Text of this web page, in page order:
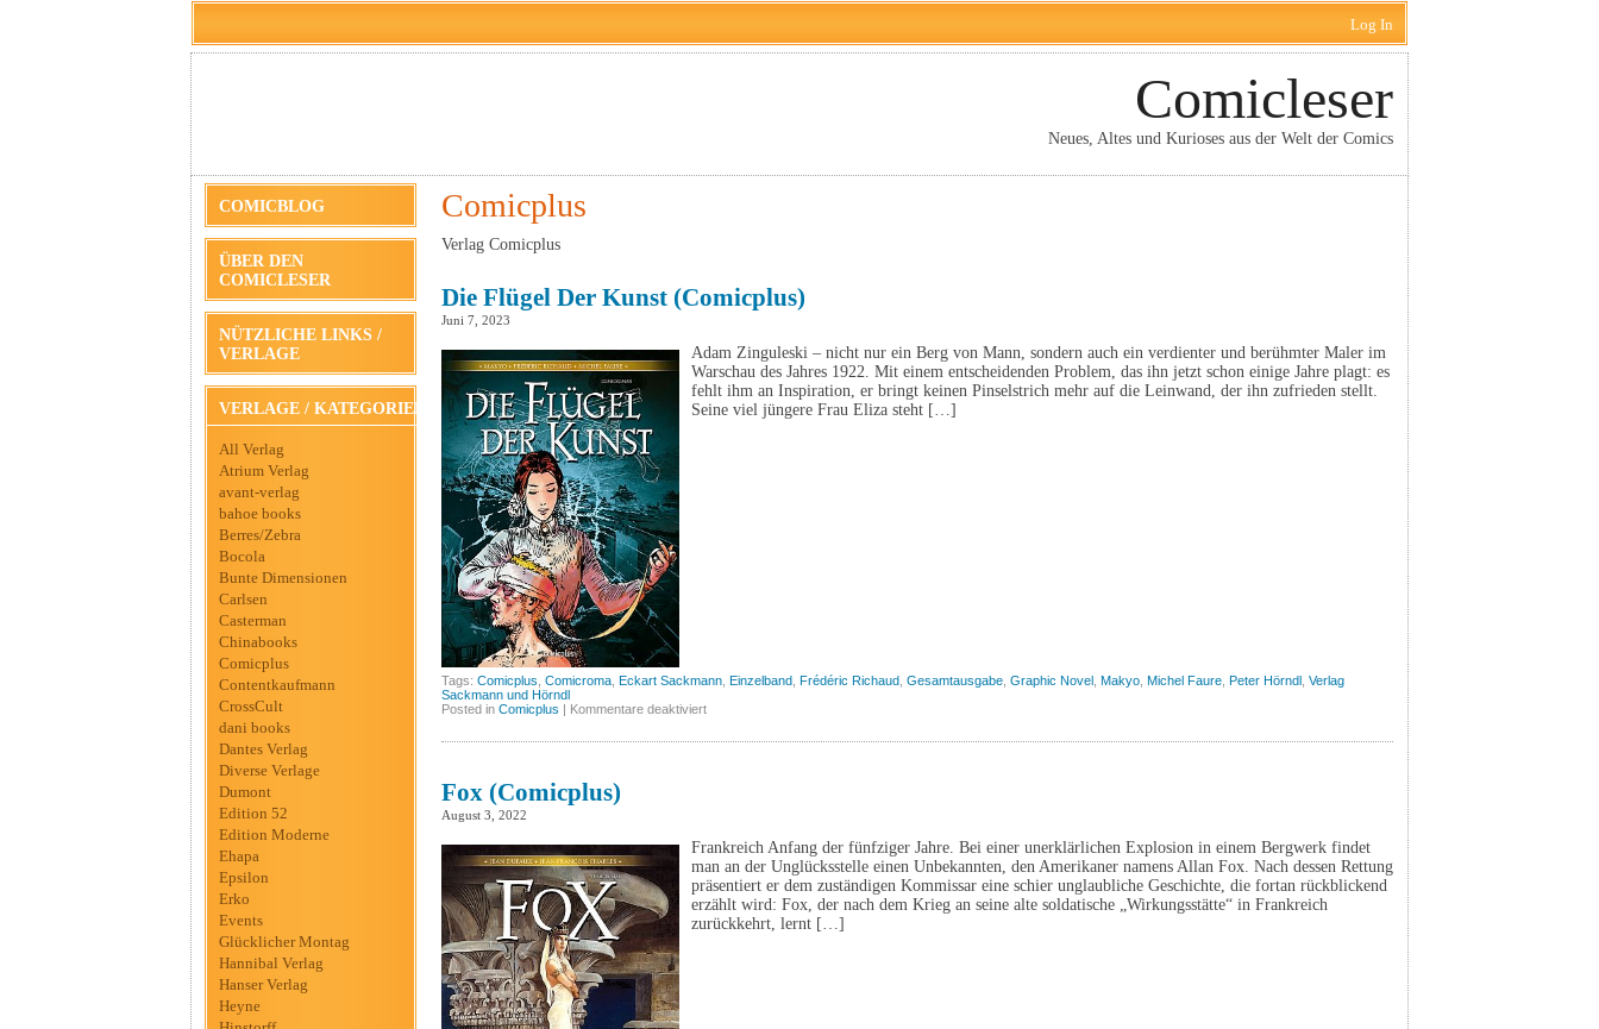
Log In
Comicleser
Neues, Altes und Kurioses aus der Welt der Comics
COMICBLOG
ÜBER DEN
COMICLESER
NÜTZLICHE LINKS /
VERLAGE
VERLAGE / KATEGORIEN
All Verlag
Atrium Verlag
avant-verlag
bahoe books
Berres/Zebra
Bocola
Bunte Dimensionen
Carlsen
Casterman
Chinabooks
Comicplus
Contentkaufmann
CrossCult
dani books
Dantes Verlag
Diverse Verlage
Dumont
Edition 52
Edition Moderne
Ehapa
Epsilon
Erko
Events
Glücklicher Montag
Hannibal Verlag
Hanser Verlag
Heyne
Comicplus
Verlag Comicplus
Die Flügel Der Kunst (Comicplus)
Juni 7, 2023
Adam Zinguleski – nicht nur ein Berg von Mann, sondern auch ein verdienter und berühmter Maler im
Warschau des Jahres 1922. Mit einem entscheidenden Problem, das ihn jetzt schon einige Jahre plagt: es
fehlt ihm an Inspiration, er bringt keinen Pinselstrich mehr auf die Leinwand, der ihn zufrieden stellt.
Seine viel jüngere Frau Eliza steht […]
Tags: Comicplus Comicroma Eckart Sackmann Einzelband Frédéric Richaud Gesamtausgabe Graphic Novel Makyo Michel Faure Peter Hörndl Verlag
Sackmann und Hörndl
Posted in Comicplus | Kommentare deaktiviertfür
Fox (Comicplus)
August 3, 2022
Frankreich Anfang der fünfziger Jahre. Bei einer unerklärlichen Explosion in einem Bergwerk findet
man an der Unglücksstelle einen Unbekannten, den Amerikaner namens Allan Fox. Nach dessen Rettung
präsentiert er dem zuständigen Kommissar eine schier unglaubliche Geschichte, die fortan rückblickend
erzählt wird: Fox, der nach dem Krieg an seine alte soldatische „Wirkungsstätte“ in Frankreich
zurückkehrt, lernt […]